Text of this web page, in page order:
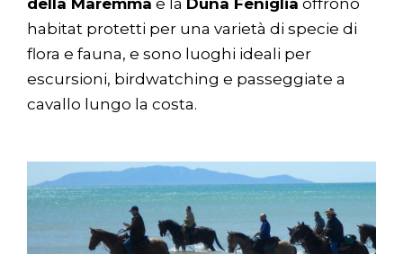
habitat protetti per una varietà di specie di
flora e fauna, e sono luoghi ideali per
escursioni, birdwatching e passeggiate a
cavallo lungo la costa.